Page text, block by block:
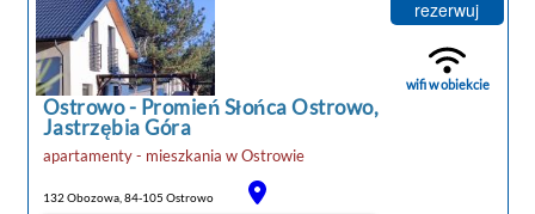
Wi-Fi we wszystkich pomieszczeniach.W
każdym pokoju w obiekcie znajduje się szafa,
telewizor z płaskim ekranem, prywatna
łazienka oraz pościel. W każdej opcji
zakwaterowania w obiekcie zapewniono ...
Ostrowo- Promień Słońca Ostrowo,
Jastrzębia Góra
apartamenty - mieszkania wOstrowie
132 Obozowa, 84-105 Ostrowo
rezerwuj
wifi w obiekcie